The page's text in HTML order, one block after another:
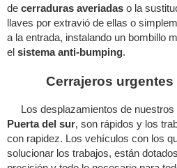
de cerraduras averiadas o la
llaves por extravió de ellas o
a la entrada, instalando un bombillo
el sistema anti-bumping.
Cerrajeros
Los desplazamientos de nuestros
Puerta del sur, son rápidos y los
con rapidez. Los vehículos con los
solucionar los trabajos, están